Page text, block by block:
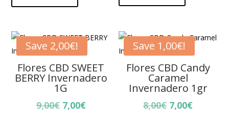
32,50€.
Save 2,00€!
Flores CBD SWEET
BERRY Invernadero
1G
9,00€ El
7,00€El
Save 1,00€!
Flores CBD Candy
Caramel
Invernadero 1gr
8,00€ El
7,00€El